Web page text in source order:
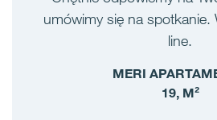
umówimy się na spotkanie.
line.
MERI
19, M²